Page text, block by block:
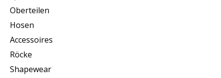
Oberteilen
Hosen
Accessoires
Röcke
Shapewear